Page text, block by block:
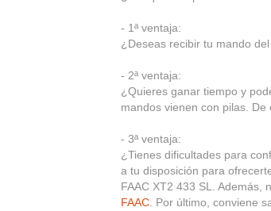
- 1ª ventaja:
¿Deseas recibir tu mando
- 2ª ventaja:
¿Quieres ganar tiempo y
mandos vienen con pilas.
- 3ª ventaja:
¿Tienes dificultades para
a tu disposición para
FAAC XT2 433 SL. Además,
FAAC. Por último, conviene